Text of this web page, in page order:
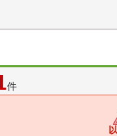
件